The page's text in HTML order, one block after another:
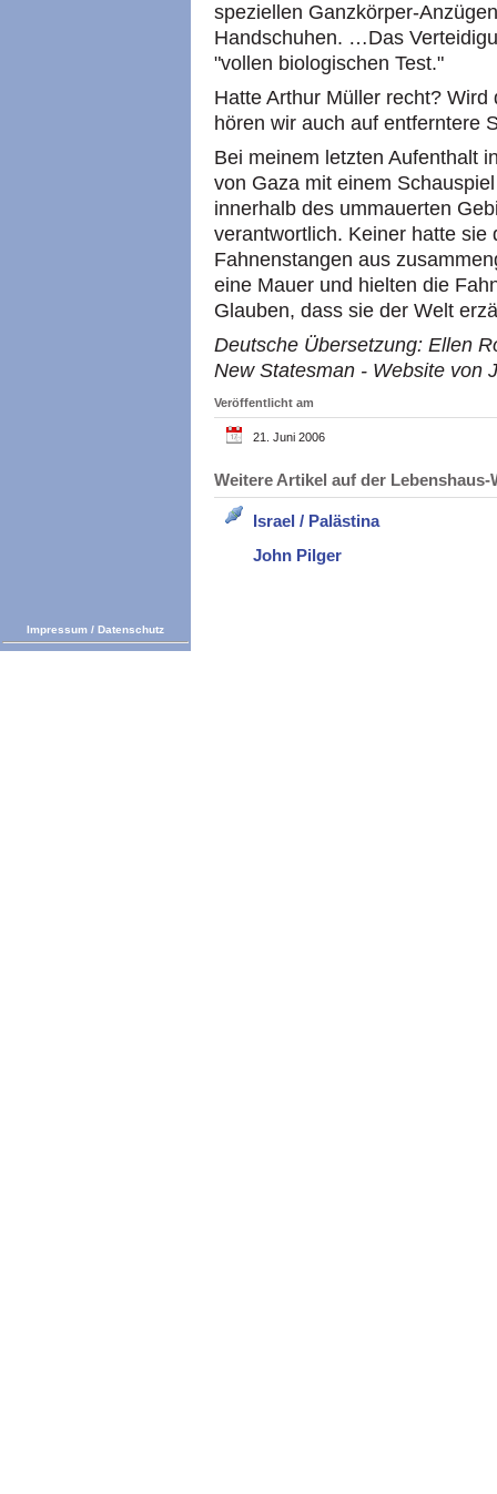
speziellen Ganzkörper-
Handschuhen. …Das
"vollen biologischen Test."
Hatte Arthur Müller recht?
hören wir auch auf entferntere
Bei meinem letzten Aufenthalt
von Gaza mit einem
innerhalb des ummauerten
verantwortlich. Keiner hatte
Fahnenstangen aus
eine Mauer und hielten die
Glauben, dass sie der Welt
Deutsche Übersetzung: Ellen
New Statesman - Website von
Veröffentlicht am
21. Juni 2006
Weitere Artikel auf der
Israel / Palästina
John Pilger
Impressum / Datenschutz